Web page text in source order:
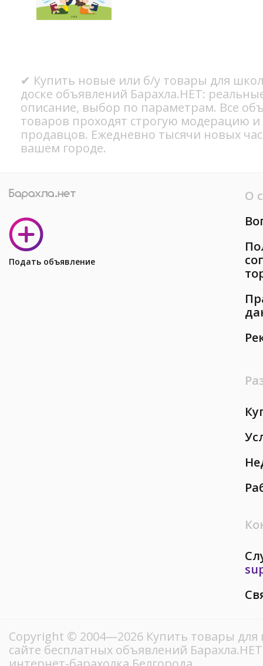
✔ Купить новые или б/у товары для
доске объявлений Барахла.НЕТ:
описание, выбор по параметрам. Все
товаров проходят строгую модерацию
продавцов. Ежедневно тысячи новых
вашем городе.
Подать объявление
О
Copyright © 2004—2026 Купить товары
сайте бесплатных объявлений